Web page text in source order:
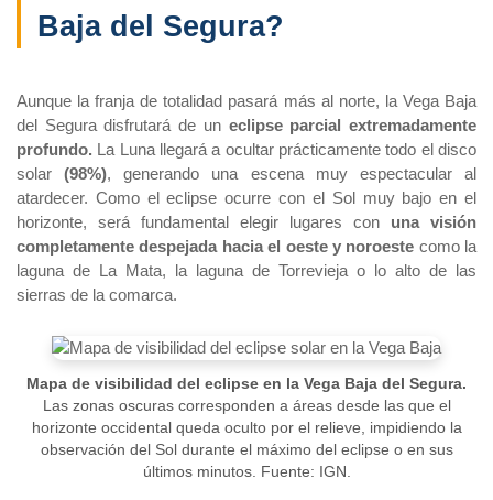
Baja del Segura?
Aunque la franja de totalidad pasará más al norte, la Vega Baja
del Segura disfrutará de un eclipse parcial extremadamente
profundo. La Luna llegará a ocultar prácticamente todo el disco
solar(98%), generando una escena muy espectacular al
atardecer. Como el eclipse ocurre con el Sol muy bajo en el
horizonte, será fundamental elegir lugares con una visión
completamente despejada hacia el oeste y noroeste como la
laguna de La Mata, la laguna de Torrevieja o lo alto de las
sierras de la comarca.
Mapa de visibilidad del eclipse en la Vega Baja del Segura.
Las zonas oscuras corresponden a áreas desde las que el
horizonte occidental queda oculto por el relieve, impidiendo la
observación del Sol durante el máximo del eclipse o en sus
últimos minutos. Fuente: IGN.